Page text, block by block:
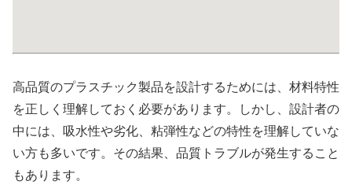
高品質のプラスチック製品を設計するためには、材料特性
を正しく理解しておく必要があります。しかし、設計者の
中には、吸水性や劣化、粘弾性などの特性を理解していな
い方も多いです。その結果、品質トラブルが発生すること
もあります。